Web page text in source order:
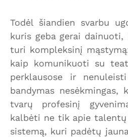
Todėl šiandien svarbu
kuris geba gerai
turi kompleksinį
kaip komunikuoti su
perklausose ir
bandymas nesėkmingas,
tvarų profesinį
kalbėti ne tik apie
sistemą, kuri padėtų